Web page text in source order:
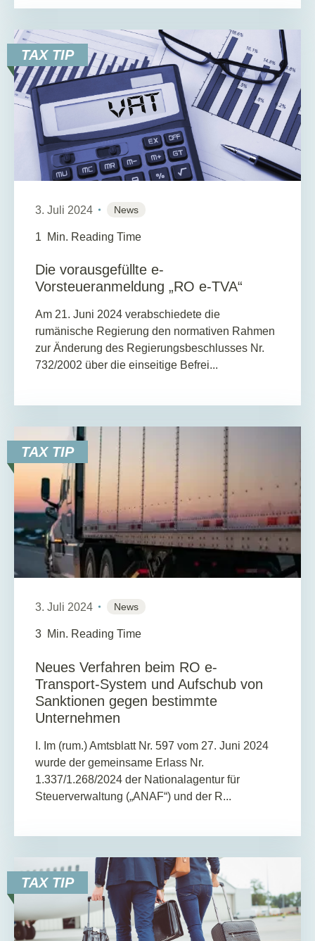
TAX TIP
3. Juli 2024 News
1 Min. Reading Time
Die vorausgefüllte e-
Vorsteueranmeldung „RO e-TVA“
Am 21. Juni 2024 verabschiedete die
rumänische Regierung den normativen Rahmen
zur Änderung des Regierungsbeschlusses Nr.
732/2002 über die einseitige Befrei...
TAX TIP
3. Juli 2024 News
3 Min. Reading Time
Neues Verfahren beim RO e-
Transport-System und Aufschub von
Sanktionen gegen bestimmte
Unternehmen
I. Im (rum.) Amtsblatt Nr. 597 vom 27. Juni 2024
wurde der gemeinsame Erlass Nr.
1.337/1.268/2024 der Nationalagentur für
Steuerverwaltung („ANAF“) und der R...
TAX TIP